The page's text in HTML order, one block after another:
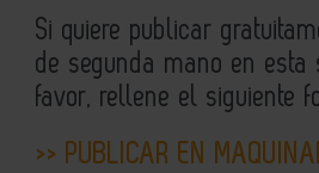
Si quiere publicar
de segunda mano en esta
favor, rellene el siguiente
>> PUBLICAR EN